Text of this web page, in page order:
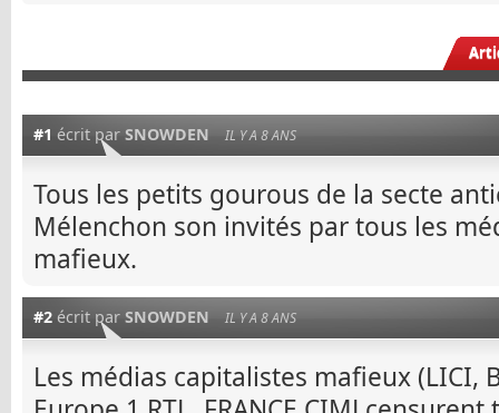
#1 écrit par SNOWDEN IL Y A 8 ANS
Tous les petits gourous de la secte
Mélenchon son invités par tous les
mafieux.
#2 écrit par SNOWDEN IL Y A 8 ANS
Les médias capitalistes mafieux (LICI,